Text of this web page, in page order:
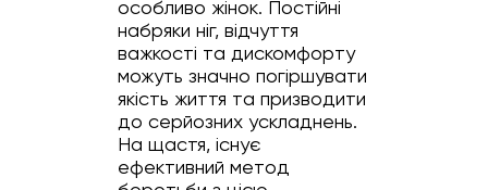
особливо жінок. Постійні
набряки ніг, відчуття
важкості та дискомфорту
можуть значно погіршувати
якість життя та призводити
до серйозних ускладнень.
На щастя, існує
ефективний метод